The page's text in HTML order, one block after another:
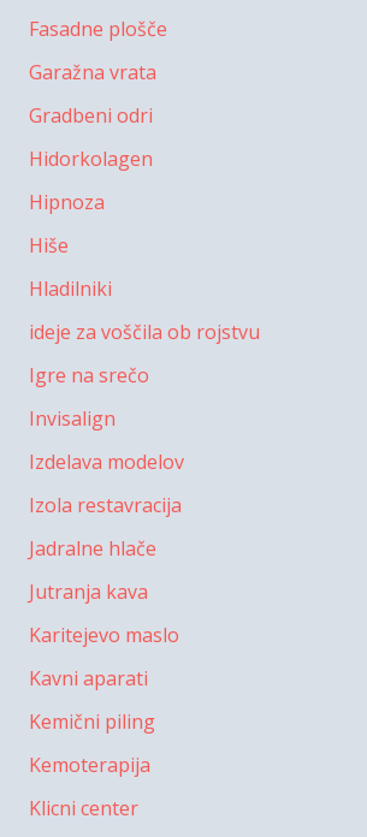
Fasadne plošče
Garažna vrata
Gradbeni odri
Hidorkolagen
Hipnoza
Hiše
Hladilniki
ideje za voščila ob rojstvu
Igre na srečo
Invisalign
Izdelava modelov
Izola restavracija
Jadralne hlače
Jutranja kava
Karitejevo maslo
Kavni aparati
Kemični piling
Kemoterapija
Klicni center